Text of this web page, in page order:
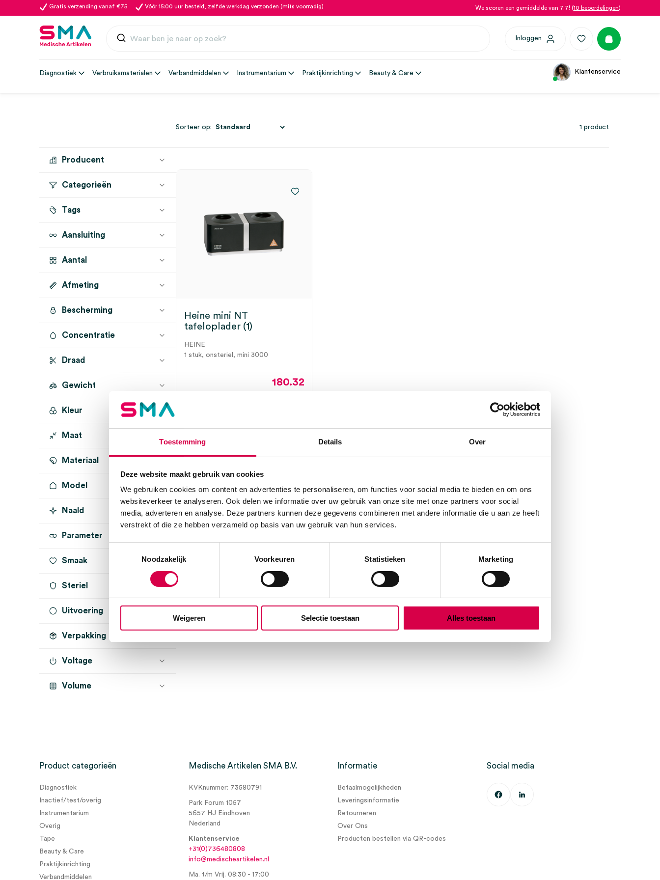
Toestemming Details Over
Deze website maakt gebruik van cookies
We gebruiken cookies om content en advertenties te personaliseren, om functies voor social media te bieden en om ons
websiteverkeer te analyseren. Ook delen we informatie over uw gebruik van onze site met onze partners voor social
media, adverteren en analyse. Deze partners kunnen deze gegevens combineren met andere informatie die u aan ze heeft
verstrekt of die ze hebben verzameld op basis van uw gebruik van hun services.
Noodzakelijk
Voorkeuren Statistieken Marketing
Weigeren Selectie toestaan Alles toestaan
Gratis verzending vanaf €75 Vóór 15:00 uur besteld, zelfde werkdag verzonden (mits voorradig) We scoren een gemiddelde van 7.7! (10 beoordelingen)
Inloggen
Diagnostiek Verbruiksmaterialen Verbandmiddelen Instrumentarium Praktijkinrichting Beauty & Care Klantenservice
Producent
HEINE (1)
Categorieën
Batterijen
Tags
Aansluiting
Aantal
1 stuk (1)
Afmeting
Bescherming
Concentratie
Draad
Gewicht
Kleur
Maat
Materiaal
Model
Naald
Parameter
Smaak
Steriel
onsteriel (1)
Uitvoering
mini 3000 (1)
Verpakking
Voltage
Volume
1 product
Sorteer op:
Heine mini NT
tafeloplader (1)
HEINE
1 stuk, onsteriel, mini 3000
180.32
Product categorieën
Diagnostiek
Inactief/test/overig
Instrumentarium
Overig
Tape
Beauty & Care
Praktijkinrichting
Verbandmiddelen
Medische Artikelen SMA B.V.
KVKnummer: 73580791
Park Forum 1057
5657 HJ Eindhoven
Nederland
Klantenservice
+31(0)736480808
info@medischeartikelen.nl
Ma. t/m Vrij. 08:30 - 17:00
Informatie
Betaalmogelijkheden
Leveringsinformatie
Retourneren
Over Ons
Producten bestellen via QR-codes
Social media